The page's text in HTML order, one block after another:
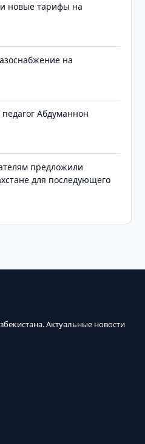
новые тарифы на
на
Абдуманнон
предложили
для последующего
Актуальные новости